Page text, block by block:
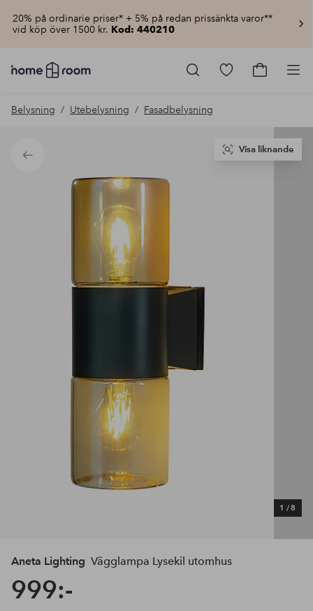
20% på ordinarie priser* + 5% på redan prissänkta varor**
vid köp över 1500 kr. Kod: 440210
Homeroom
–
hemmet
pris
Gå
Gå
Belysning Utebelysning Fasadbelysning
Tillbaka
1 /8
Visa liknande
Aneta Lighting Vägglampa Lysekil utomhus
999:-